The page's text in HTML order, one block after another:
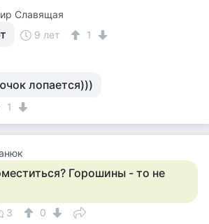
Славящая
9 лет 1
лопается)))
1
Горошины - то не
3 0